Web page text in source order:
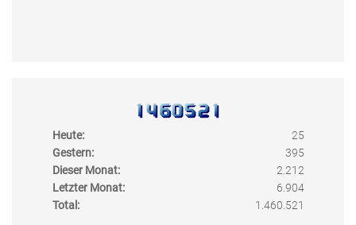
Heute:
25
Gestern:
395
Dieser Monat:
2.212
Letzter Monat:
6.904
Total:
1.460.521